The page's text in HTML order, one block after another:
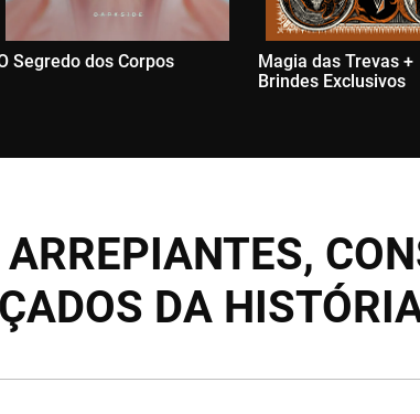
Segredo dos Corpos
Magia das Trevas +
Brindes Exclusivos
DA